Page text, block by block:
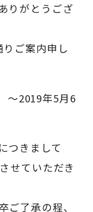
りがとうござ
ご案内申し
～2019年5月6
つきまして
せていただき
ご了承の程、